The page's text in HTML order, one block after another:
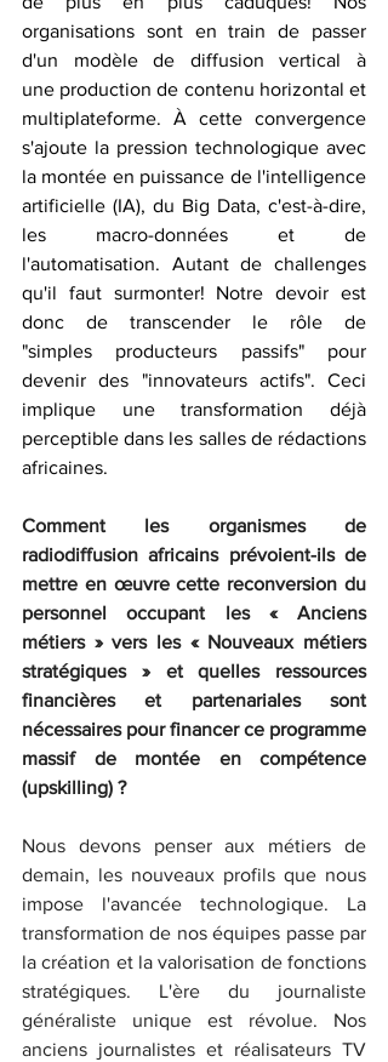
organisations sont en train de passer
d'un modèle de diffusion vertical à
une production de contenu horizontal et
multiplateforme. À cette convergence
s'ajoute la pression technologique avec
la montée en puissance de l'intelligence
artificielle (IA), du Big Data, c'est-à-dire,
les macro-données et de
l'automatisation. Autant de challenges
qu'il faut surmonter! Notre devoir est
donc de transcender le rôle de
"simples producteurs passifs" pour
devenir des "innovateurs actifs". Ceci
implique une transformation déjà
perceptible dans les salles de rédactions
africaines.
Comment les organismes de
radiodiffusion africains prévoient-ils de
mettre en œuvre cette reconversion du
personnel occupant les « Anciens
métiers » vers les « Nouveaux métiers
stratégiques » et quelles ressources
financières et partenariales sont
nécessaires pour financer ce programme
massif de montée en compétence
(upskilling) ?
Nous devons penser aux métiers de
demain, les nouveaux profils que nous
impose l'avancée technologique.
La
transformation de nos équipes passe par
la création et la valorisation de fonctions
stratégiques. L'ère du journaliste
généraliste unique est révolue. Nos
anciens journalistes et réalisateurs TV